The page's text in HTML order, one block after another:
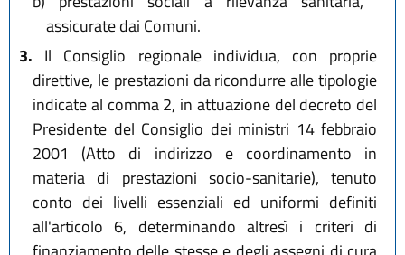
assicurate dai Comuni.
3. Il Consiglio regionale individua, con proprie
direttive, le prestazioni da ricondurre alle tipologie
indicate al comma 2, in attuazione del decreto del
Presidente del Consiglio dei ministri 14 febbraio
2001 (Atto di indirizzo e coordinamento in
materia di prestazioni socio-sanitarie), tenuto
conto dei livelli essenziali ed uniformi definiti
all'articolo 6, determinando altresì i criteri di